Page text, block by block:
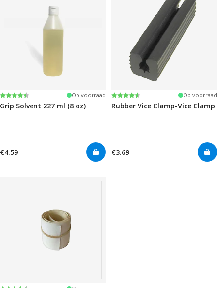
Beoordeling:
4.6 uit 5 sterren Op voorraad
Grip Solvent 227 ml (8 oz)
€4.59
Beoordeling:
4.6 uit 5 sterren Op voorraad
Rubber Vice Clamp-Vice Clamp
€3.69